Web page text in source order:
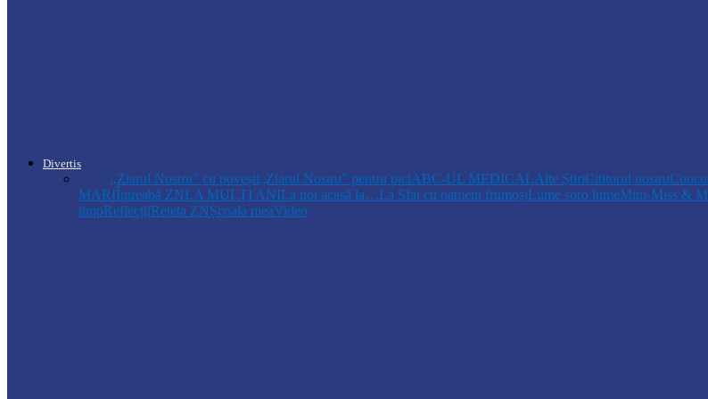
Divertis
,,Ziarul Nostru” cu povești„Ziarul Nostru” pentru piciABC-UL MEDICALAlte ȘtiriCititorul nostru
MARIÎntreabă ZNLA MULŢI ANILa noi acasă la…La Sfat cu oameni frumoșiLume soro lumeMini-Miss &
timpReflecțiiReteta ZNȘcoala meaVideo